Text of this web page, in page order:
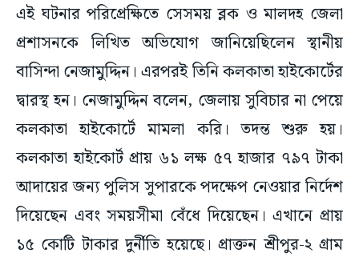
এই ঘটনার পরিপ্রেক্ষিতে সেসময় ব্লক ও মালদহ জেলা
প্রশাসনকে লিখিত অভিযোগ জানিয়েছিলেন স্থানীয়
বাসিন্দা নেজামুদ্দিন। এরপরই তিনি কলকাতা হাইকোর্টের
দ্বারস্থ হন। নেজামুদ্দিন বলেন, জেলায় সুবিচার না পেয়ে
কলকাতা হাইকোর্টে মামলা করি। তদন্ত শুরু হয়।
কলকাতা হাইকোর্ট প্রায় ৬১ লক্ষ ৫৭ হাজার ৭৯৭ টাকা
আদায়ের জন্য পুলিস সুপারকে পদক্ষেপ নেওয়ার নির্দেশ
দিয়েছেন এবং সময়সীমা বেঁধে দিয়েছেন। এখানে প্রায়
১৫ কোটি টাকার দুর্নীতি হয়েছে। প্রাক্তন শ্রীপুর-২ গ্রাম